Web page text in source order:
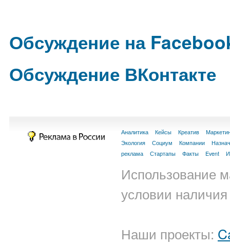
Обсуждение на
Обсуждение ВКонтакте
Аналитика Кейсы Креатив
Экология
Социум Компании
реклама
Стартапы Факты Event
Использование
условии
Наши проекты: